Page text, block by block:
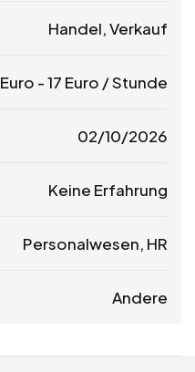
Handel, Verkauf
Euro -17 Euro / Stunde
02/10/2026
Keine Erfahrung
Personalwesen, HR
Andere